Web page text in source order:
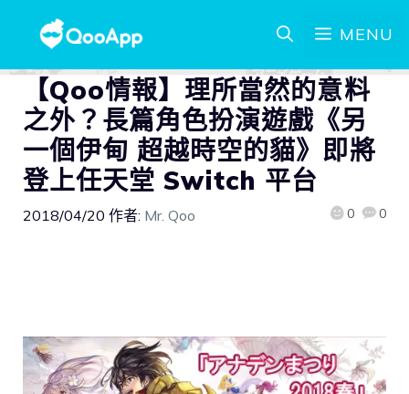
MENU
【Qoo情報】理所當然的意料
之外？長篇角色扮演遊戲《另
一個伊甸 超越時空的貓》即將
登上任天堂 Switch 平台
2018/04/20 作者: Mr. Qoo 0 0